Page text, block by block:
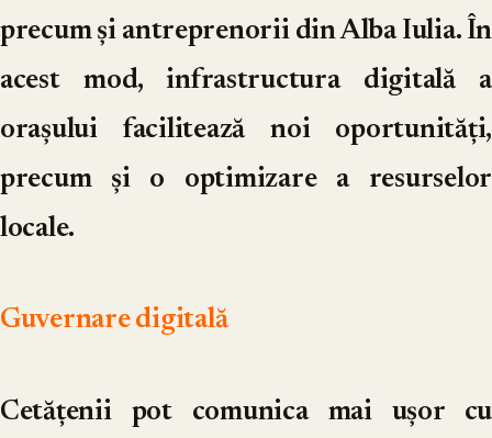
precum și antreprenorii din Alba Iulia. În
acest mod, infrastructura digitală a
orașului facilitează noi oportunități,
precum și o optimizare a resurselor
locale.
Guvernare digitală
Cetățenii pot comunica mai ușor cu